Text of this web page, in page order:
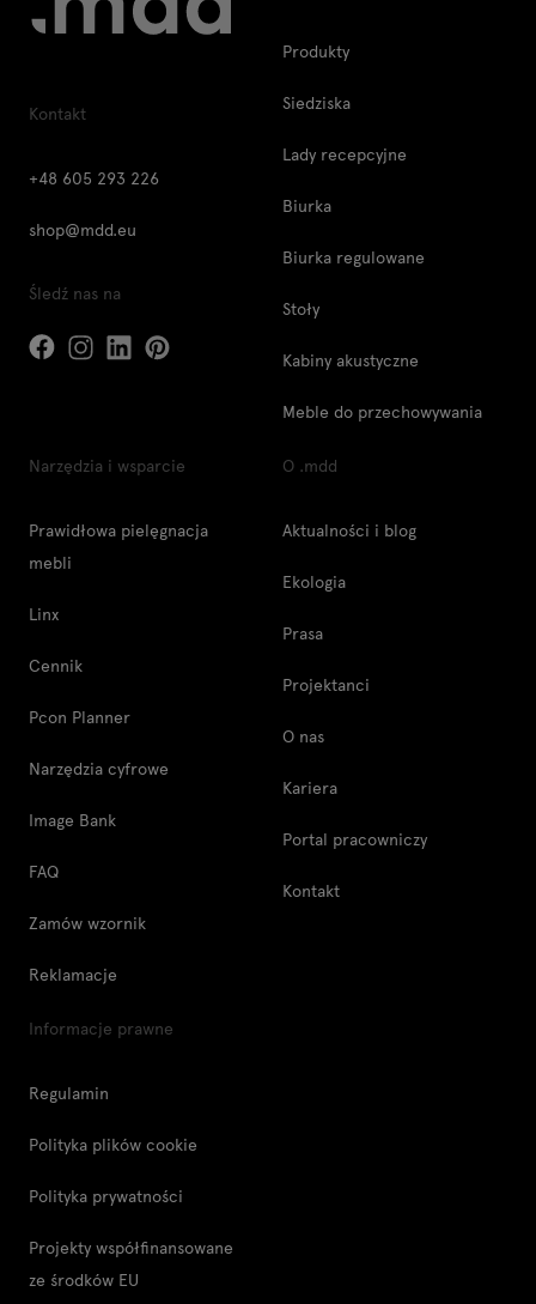
Kontakt
+48 605 293 226
shop@mdd.eu
Śledź nas na
Produkty
Siedziska
Lady recepcyjne
Biurka
Biurka regulowane
Stoły
Kabiny akustyczne
Meble do przechowywania
Narzędzia i wsparcie
Prawidłowa pielęgnacja
mebli
Linx
Cennik
Pcon Planner
Narzędzia cyfrowe
Image Bank
FAQ
Zamów wzornik
Reklamacje
O .mdd
Aktualności i blog
Ekologia
Prasa
Projektanci
O nas
Kariera
Portal pracowniczy
Kontakt
Informacje prawne
Regulamin
Polityka plików cookie
Polityka prywatności
Projekty współfinansowane
ze środków EU